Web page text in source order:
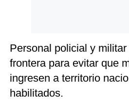
Personal policial y
frontera para evitar que
ingresen a territorio
habilitados.